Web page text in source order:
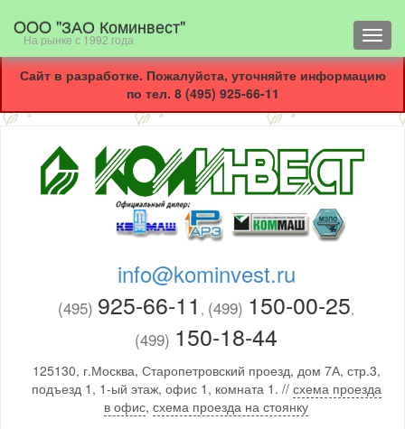
OOO "ЗАО Коминвест"
На рынке с 1992 года
Сайт в разработке. Пожалуйста, уточняйте информацию
по тел. 8 (495) 925-66-11
info@kominvest.ru
(495) 925-66-11 , (499) 150-00-25,
(499) 150-18-44
125130, г.Москва, Старопетровский проезд, дом 7А, стр.3,
подъезд 1, 1-ый этаж, офис 1, комната 1. // схема проезда
в офис, схема проезда на стоянку